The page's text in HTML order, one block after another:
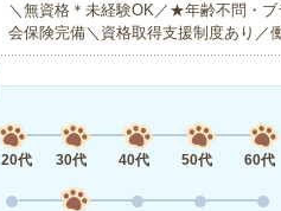
＼無資格＊未経験OK／★年齢不問・
会保険完備＼資格取得支援制度あり／
20代
30代 40代 50代 60代